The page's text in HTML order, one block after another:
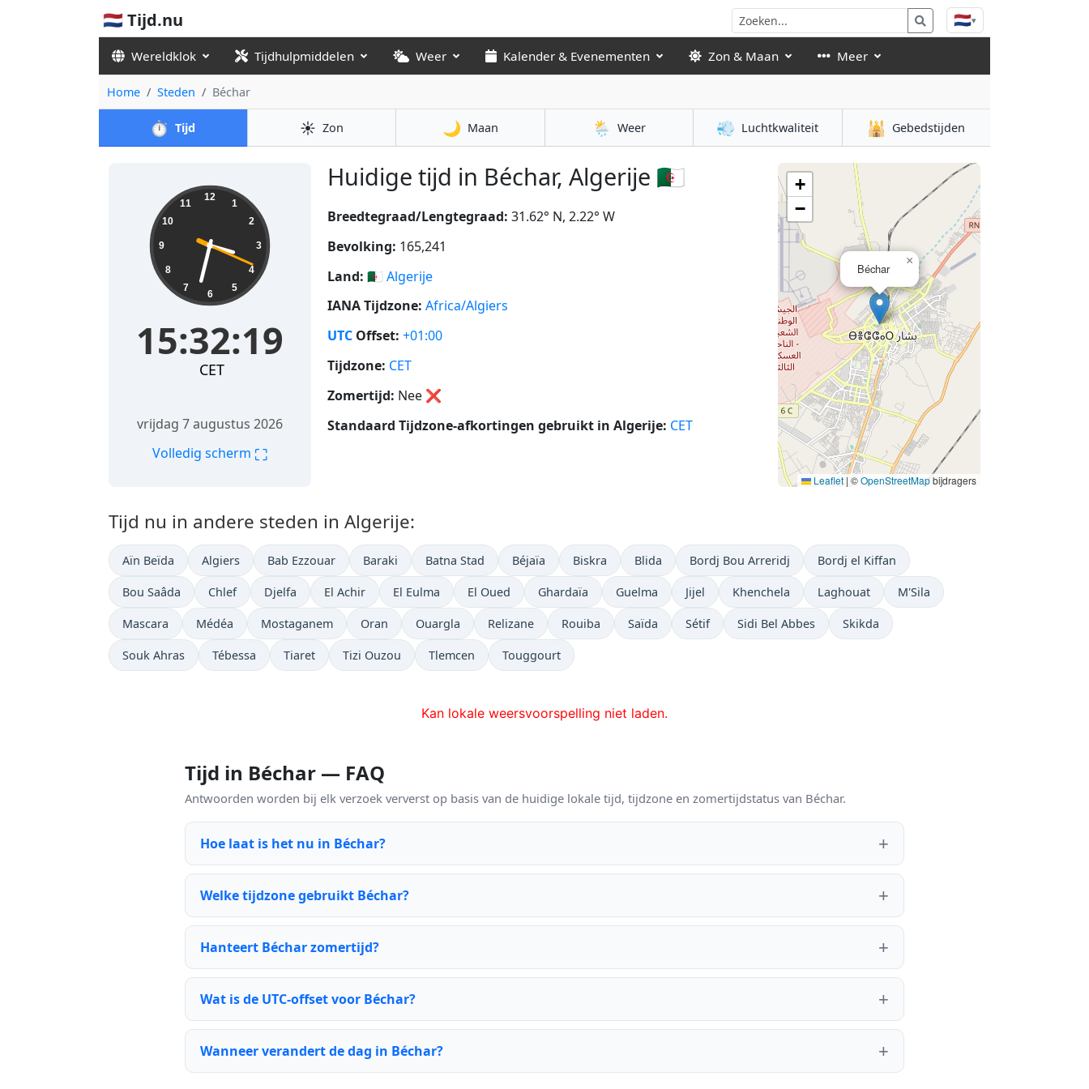
🇳🇱 Tijd.nu 🇳🇱▾
Wereldklok Tijdhulpmiddelen Weer Kalender & Evenementen Zon & Maan Meer
Home Steden Béchar
⏱️ Tijd ☀️ Zon 🌙 Maan 🌦️ Weer 💨 Luchtkwaliteit 🕌 Gebedstijden
Huidige tijd in Béchar, Algerije 🇩🇿
15:32:19 12
1
2
3
4
5
6
7
8
9
10
11
15:32:19
CET
vrijdag 7 augustus 2026
Volledig scherm ⛶
Breedtegraad/Lengtegraad: 31.62° N, 2.22° W
Bevolking: 165,241
Land: 🇩🇿 Algerije
IANA Tijdzone: Africa/Algiers
UTC Offset: +01:00
Tijdzone: CET
Zomertijd: Nee ❌
Standaard Tijdzone-afkortingen gebruikt in Algerije: CET
Béchar
×
+
−
Leaflet| ©OpenStreetMapbijdragers
Tijd nu in andere steden in Algerije:
Aïn Beïda Algiers Bab Ezzouar Baraki Batna Stad Béjaïa Biskra Blida Bordj Bou Arreridj Bordj el Kiffan
Bou Saâda Chlef Djelfa El Achir El Eulma El Oued Ghardaïa Guelma Jijel Khenchela Laghouat M'Sila
Mascara Médéa Mostaganem Oran Ouargla Relizane Rouiba Saïda Sétif Sidi Bel Abbes Skikda
Souk Ahras Tébessa Tiaret Tizi Ouzou Tlemcen Touggourt
Kan lokale weersvoorspelling niet laden.
Tijd in Béchar — FAQ
Antwoorden worden bij elk verzoek ververst op basis van de huidige lokale tijd, tijdzone en zomertijdstatus van Béchar.
Hoe laat is het nu in Béchar?
Welke tijdzone gebruikt Béchar?
Hanteert Béchar zomertijd?
Wat is de UTC-offset voor Béchar?
Wanneer verandert de dag in Béchar?